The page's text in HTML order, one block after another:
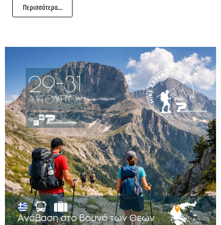
Περισσότερα...